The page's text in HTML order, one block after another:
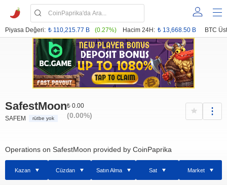
Piyasa Değeri: ₺ 110,215.77 B (0.27%) Hacim 24H: ₺ 13,668.50 B BTC
SafestMoon
SAFEM rütbe yok
₺ 0.00
(0.00%)
Operations on SafestMoon provided by CoinPaprika
Kazan Cüzdan Satın Alma Sat Market